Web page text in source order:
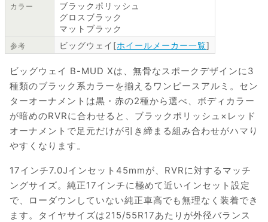
カラー
ブラックポリッシュ
グロスブラック
マットブラック
参考 ビッグウェイ[ホイールメーカー一覧]
ビッグウェイ B-MUD Xは、無骨なスポークデザインに3
種類のブラック系カラーを揃えるワンピースアルミ。セン
ターオーナメントは黒・赤の2種から選べ、ボディカラー
が暗めのRVRに合わせると、ブラックポリッシュ×レッド
オーナメントで足元だけが引き締まる組み合わせがハマり
やすくなります。
17インチ7.0Jインセット45mmが、RVRに対するマッチ
ングサイズ。純正17インチに極めて近いインセット設定
で、ローダウンしていない純正車高でも無理なく装着でき
ます。タイヤサイズは215/55R17あたりが外径バランス